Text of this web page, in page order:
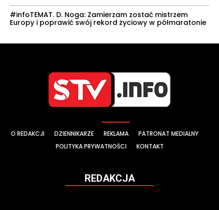
#infoTEMAT. D. Noga: Zamierzam zostać mistrzem
Europy i poprawić swój rekord życiowy w półmaratonie
O REDAKCJI DZIENNIKARZE REKLAMA
PATRONAT MEDIALNY
POLITYKA PRYWATNOŚCI
KONTAKT
REDAKCJA